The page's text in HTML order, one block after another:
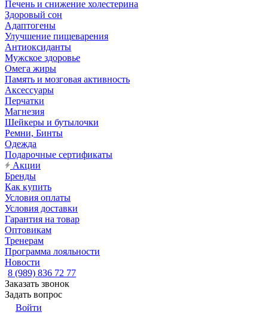
Печень и снижение холестерина
Здоровый сон
Адаптогены
Улучшение пищеварения
Антиоксиданты
Мужское здоровье
Омега жиры
Память и мозговая активность
Аксессуары
Перчатки
Магнезия
Шейкеры и бутылочки
Ремни, Бинты
Одежда
Подарочные сертификаты
Акции
Бренды
Как купить
Условия оплаты
Условия доставки
Гарантия на товар
Оптовикам
Тренерам
Программа лояльности
Новости
8 (989) 836 72 77
Заказать звонок
Задать вопрос
Войти